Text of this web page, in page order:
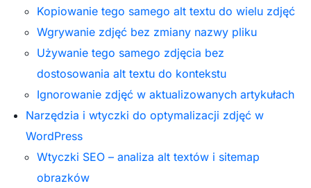
Kopiowanie tego samego alt textu do wielu zdjęć
Wgrywanie zdjęć bez zmiany nazwy pliku
Używanie tego samego zdjęcia bez
dostosowania alt textu do kontekstu
Ignorowanie zdjęć w aktualizowanych artykułach
Narzędzia i wtyczki do optymalizacji zdjęć w
WordPress
Wtyczki SEO – analiza alt textów i sitemap
obrazków